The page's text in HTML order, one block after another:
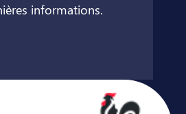
informations.